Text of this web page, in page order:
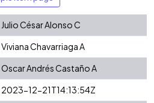
Julio César Alonso C
Viviana Chavarriaga A
Oscar Andrés Castaño A
2023-12-21T14:13:54Z